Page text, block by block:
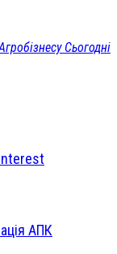
Сьогодні
АПК